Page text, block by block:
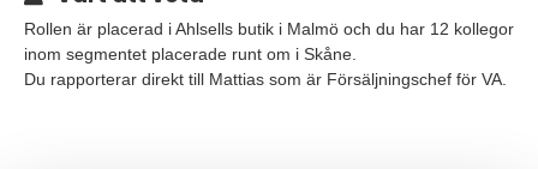
Rollen är placerad i Ahlsells butik i Malmö och du har 12 kollegor
inom segmentet placerade runt om i Skåne.
Du rapporterar direkt till Mattias som är Försäljningschef för VA.